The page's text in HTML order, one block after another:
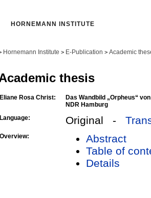
HORNEMANN INSTITUTE
Hornemann Institute > E-Publication > Academic
thesis
Eliane Rosa Christ:
Das Wandbild „Orpheus“
NDR Hamburg
Language:
Original -
Overview:
Abstract
Table of
Details